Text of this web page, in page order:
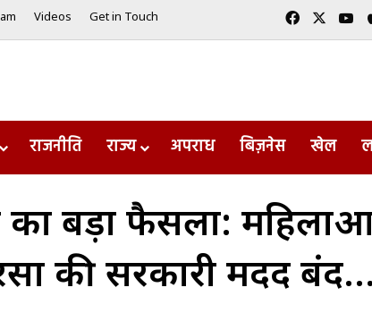
Videos Get in Touch Facebook
राजनीति राज्य अपराध बिज़नेस खेल
बड़ा फैसला: महिलाओं
की सरकारी मदद बंद…